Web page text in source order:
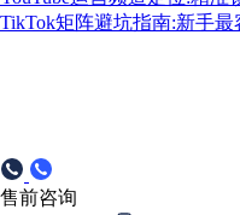
TikTok矩阵避坑指南:新手
售前咨询